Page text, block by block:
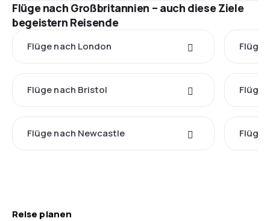
Flüge nach Großbritannien – auch diese Ziele
begeistern Reisende
Flüge nach London Flüge
Flüge nach Bristol Flüge
Flüge nach Newcastle Flüge
Reise planen